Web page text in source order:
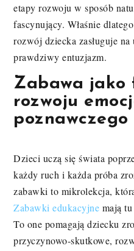
etapy rozwoju w sposób
fascynujący. Właśnie
rozwój dziecka zasługuje na
prawdziwy entuzjazm.
Zabawa jako
rozwoju
poznawczego
Dzieci uczą się świata
każdy ruch i każda próba
zabawki to mikrolekcja,
Zabawki edukacyjne mają
To one pomagają dziecku
przyczynowo-skutkowe,